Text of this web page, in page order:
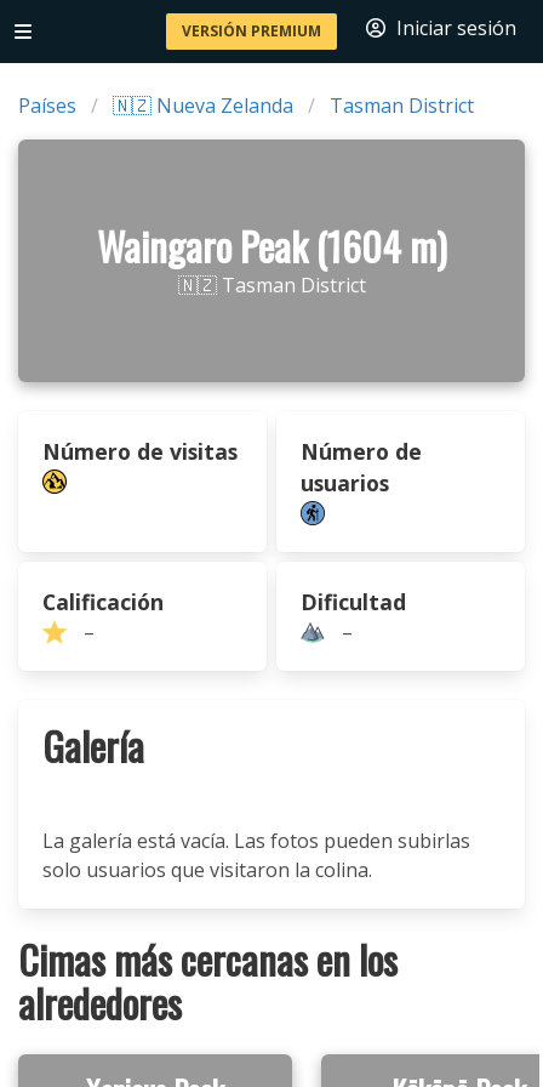
VERSIÓN PREMIUM Iniciar sesión
Países 🇳🇿 Nueva Zelanda Tasman District
Waingaro Peak (1604 m)
🇳🇿 Tasman District
Número de visitas
Número de
usuarios
Calificación
–
Dificultad
–
Galería
La galería está vacía. Las fotos pueden subirlas
solo usuarios que visitaron la colina.
Cimas más cercanas en los
alrededores